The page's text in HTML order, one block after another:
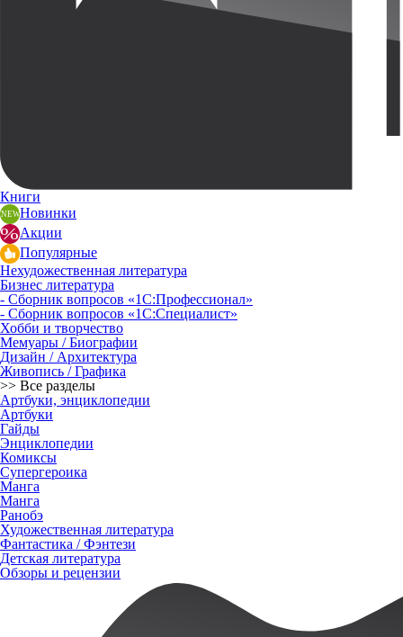
Книги
Новинки
Акции
Популярные
Нехудожественная литература
Бизнес литература
- Сборник вопросов «1С:Профессионал»
- Сборник вопросов «1С:Специалист»
Хобби и творчество
Мемуары / Биографии
Дизайн / Архитектура
Живопись / Графика
>> Все разделы
Артбуки, энциклопедии
Артбуки
Гайды
Энциклопедии
Комиксы
Супергероика
Манга
Манга
Ранобэ
Художественная литература
Фантастика / Фэнтези
Детская литература
Обзоры и рецензии